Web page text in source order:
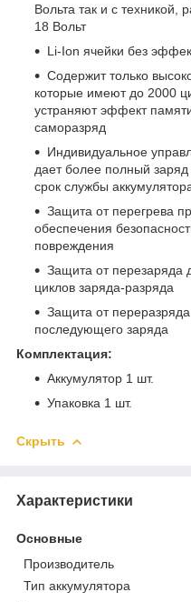
Вольта так и с
18 Вольт
Li-Ion ячейки без
Содержит только
которые имеют до 2000
устраняют эффект
саморазряд
Индивидуальное
дает более полный заряд
срок службы
Защита от перегрева
обеспечения
повреждения
Защита от перезаряда
циклов заряда-разряда
Защита от
последующего заряда
Комплектация:
Аккумулятор 1 шт.
Упаковка 1 шт.
Скрыть
Характеристики
Основные
Производитель
Тип аккумулятора